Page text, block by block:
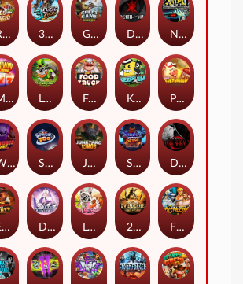
Red Rascal™ 3 Cursed Chests™ Great Game Rockies Death Becomes You Nitro Nights
Max Win Machine Le Prechaun Fred's Food Truck Keep 'em Piggy Cluster Hunt
Wild Dojo Strike Space Zoo Junkyard Kings Shadow Strike Dark Spiral
EPIC BULLETS & BOUNTY Dusk Princess Le Bunny 2 Wild 2 Die Fist Of Destruction